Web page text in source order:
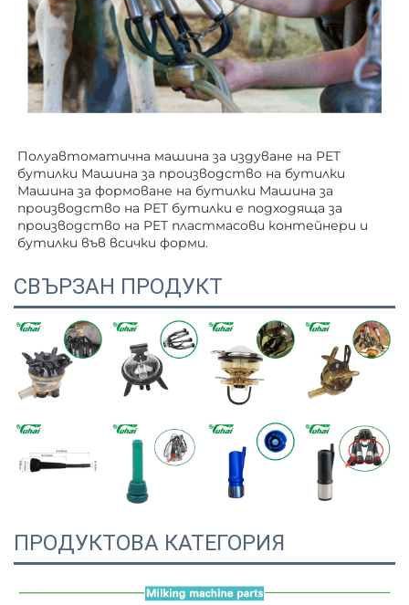
Полуавтоматична машина за издуване на PET
бутилки Машина за производство на бутилки
Машина за формоване на бутилки Машина за
производство на PET бутилки е подходяща за
производство на PET пластмасови контейнери и
бутилки във всички форми.
СВЪРЗАН ПРОДУКТ
ПРОДУКТОВА КАТЕГОРИЯ